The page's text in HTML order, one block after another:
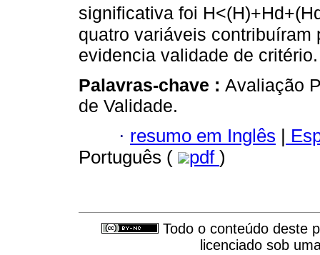
significativa foi
quatro variáveis
evidencia validade de critério.
Palavras-chave : Avaliação
de Validade.
· resumo em Inglês
Português (
pdf )
Todo o conteúdo deste
licenciado sob